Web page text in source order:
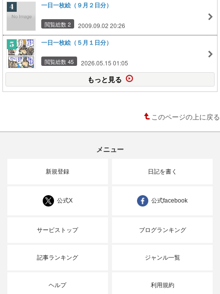
一日一枚絵（９月２日分）
閲覧総数 2 2009.09.02 20:26
一日一枚絵（５月１日分）
閲覧総数 45 2026.05.15 01:05
もっと見る
このページの上に戻る
メニュー
新規登録 日記を書く
公式X 公式facebook
サービストップ ブログランキング
記事ランキング ジャンル一覧
ヘルプ 利用規約